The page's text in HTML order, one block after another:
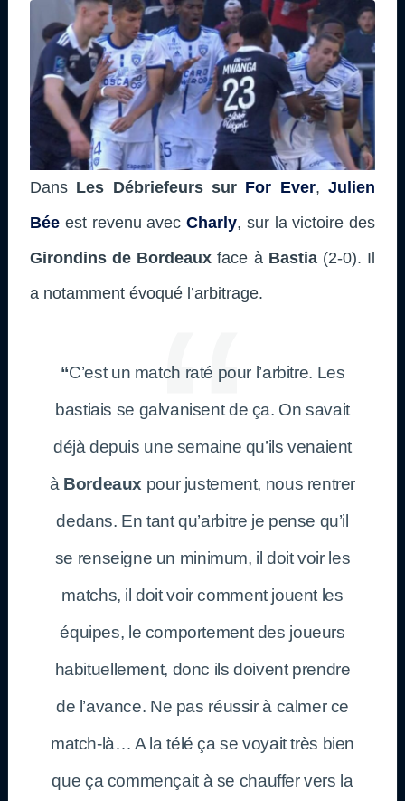
Dans Les Débriefeurs sur For Ever,Julien
Bée est revenu avec Charly, sur la victoire des
Girondins de Bordeaux face à Bastia(2-0). Il
a notamment évoqué l’arbitrage.
“C’est un match raté pour l’arbitre. Les
bastiais se galvanisent de ça. On savait
déjà depuis une semaine qu’ils venaient
à Bordeaux pour justement, nous rentrer
dedans. En tant qu’arbitre je pense qu’il
se renseigne un minimum, il doit voir les
matchs, il doit voir comment jouent les
équipes, le comportement des joueurs
habituellement, donc ils doivent prendre
de l’avance. Ne pas réussir à calmer ce
match-là… A la télé ça se voyait très bien
que ça commençait à se chauffer vers la